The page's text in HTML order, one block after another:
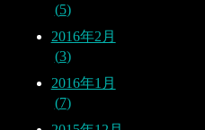
5
2016年2月
3
2016年1月
7